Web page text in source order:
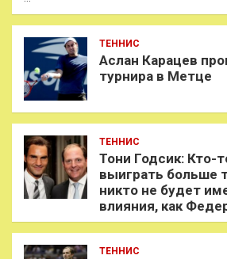
ТЕННИС
Аслан Карацев
турнира в Метце
ТЕННИС
Тони Годсик: Кто-
выиграть больше
никто не будет
влияния, как
ТЕННИС